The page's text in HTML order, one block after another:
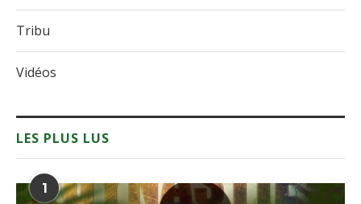
Tribu
Vidéos
LES PLUS LUS
1